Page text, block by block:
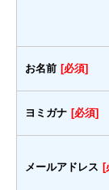
お名前 [必須]
ヨミガナ [必須]
メールアドレス [